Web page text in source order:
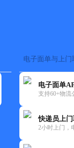
电子面单与上门
电子面单
支持60+物流
快递员上
2小时上门，
快递时效